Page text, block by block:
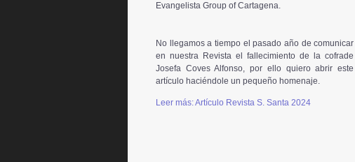
Evangelista Group of Cartagena.
No llegamos a tiempo el pasado año de comunicar
en nuestra Revista el fallecimiento de la cofrade
Josefa Coves Alfonso, por ello quiero abrir este
artículo haciéndole un pequeño homenaje.
Leer más: Artículo Revista S. Santa 2024